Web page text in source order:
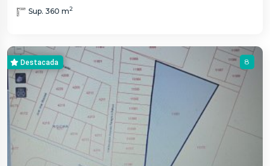
Sup. 360 m2
Destacada 8